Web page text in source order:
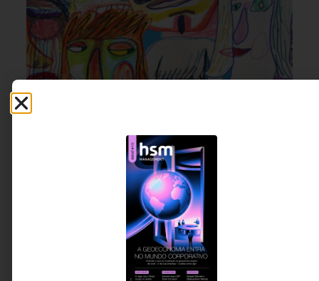
ARQUITETURA DE TRABALHO
A próxima revolução será humana?
Este artigo propõe uma reflexão sobre por que
atenção, presença, pensamento crítico e conexão
humana podem se tornar os ativos mais valiosos de
uma era cada vez mais dominada pela tecnologia.
Daniel Spinelli - Consultor
especialista em liderança,
Palestrante Internacional e
6 MINUTOS MIN DE LEITURA